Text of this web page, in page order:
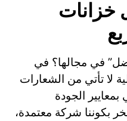
في مجالها؟ في
لا تأتي من الشعارات
بمعايير الجودة
بكوننا شركة معتمدة،